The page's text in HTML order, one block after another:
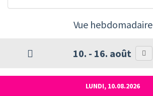
Vue hebdomadaire
10. - 16. août
LUNDI, 10.08.2026